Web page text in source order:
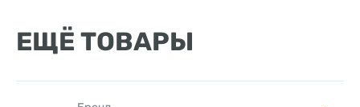
ЕЩЁ ТОВАРЫ